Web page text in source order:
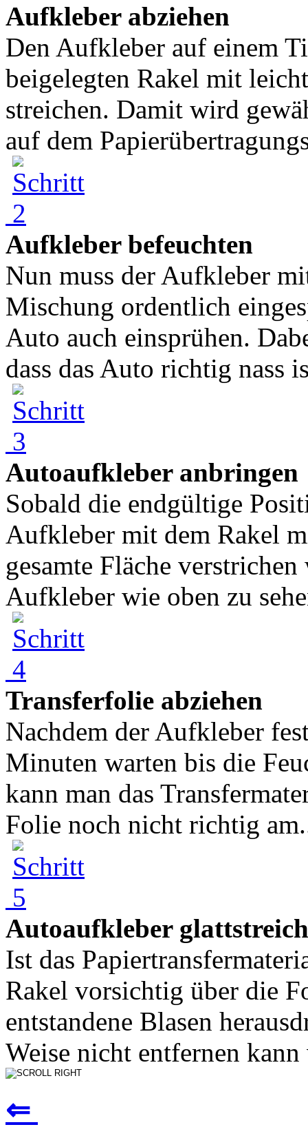
Aufkleber abziehen
Den Aufkleber auf einem
beigelegten Rakel mit
streichen. Damit wird
auf dem
Aufkleber befeuchten
Nun muss der Aufkleber
Mischung ordentlich
Auto auch einsprühen.
dass das Auto richtig nass
Autoaufkleber anbringen
Sobald die endgültige
Aufkleber mit dem Rakel
gesamte Fläche
Aufkleber wie oben zu
Transferfolie abziehen
Nachdem der Aufkleber
Minuten warten bis die
kann man das
Folie noch nicht richtig
Autoaufkleber
Ist das
Rakel vorsichtig über die
entstandene Blasen
Weise nicht entfernen
⇐